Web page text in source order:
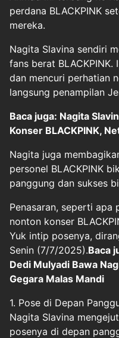
perdana BLACKPINK
mereka.
Nagita Slavina sendiri
fans berat
dan mencuri perhatian
langsung penampilan
Baca juga: Nagita
Konser BLACKPINK,
Nagita juga
personel BLACKPINK
panggung dan sukses
Penasaran, seperti apa
nonton konser
Yuk intip posenya,
Senin (7/7/2025).Baca
Dedi Mulyadi Bawa
Gegara Malas Mandi
1. Pose di Depan
Nagita Slavina
posenya di depan